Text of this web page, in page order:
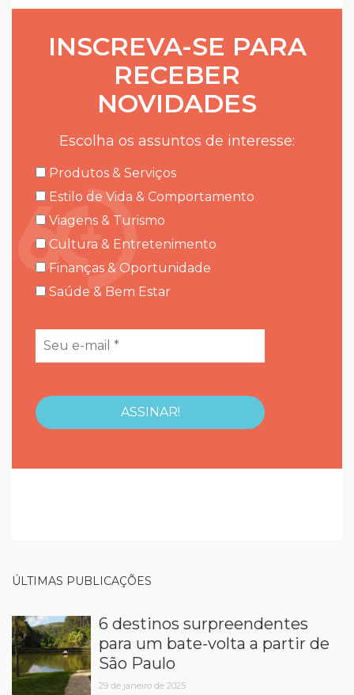
INSCREVA-SE PARA
RECEBER
NOVIDADES
Escolha os assuntos de interesse:
Produtos & Serviços
Estilo de Vida & Comportamento
Viagens & Turismo
Cultura & Entretenimento
Finanças & Oportunidade
Saúde & Bem Estar
ÚLTIMAS PUBLICAÇÕES
6 destinos surpreendentes
para um bate-volta a partir de
São Paulo
29 de janeiro de 2025